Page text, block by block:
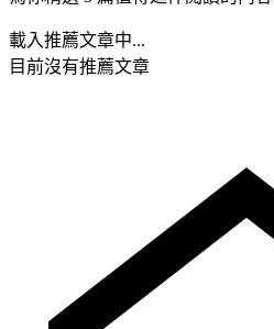
載入推薦文章中...
目前沒有推薦文章